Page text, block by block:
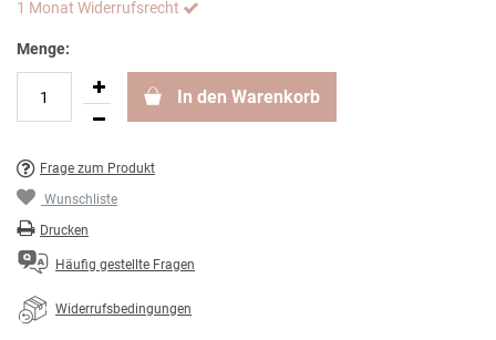
1 Monat Widerrufsrecht
Menge:
In den Warenkorb
Frage zum Produkt
Wunschliste
Drucken
Häufig gestellte Fragen
Widerrufsbedingungen